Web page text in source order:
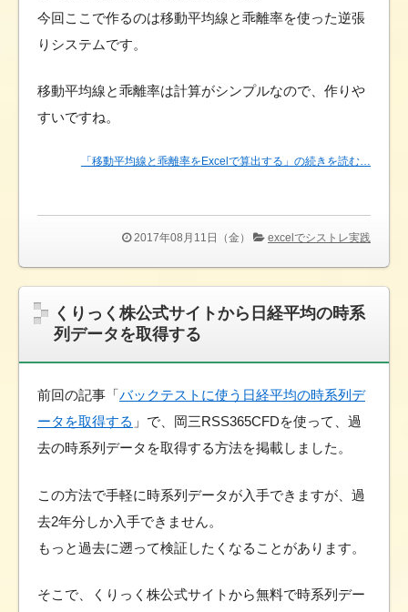
今回ここで作るのは移動平均線と乖離率を使った逆張
りシステムです。
移動平均線と乖離率は計算がシンプルなので、作りや
すいですね。
「移動平均線と乖離率をExcelで算出する」の続きを読む…
2017年08月11日（金） excelでシストレ実践
くりっく株公式サイトから日経平均の時系
列データを取得する
前回の記事「バックテストに使う日経平均の時系列デ
ータを取得する 」で、岡三RSS365CFDを使って、過
去の時系列データを取得する方法を掲載しました。
この方法で手軽に時系列データが入手できますが、過
去2年分しか入手できません。
もっと過去に遡って検証したくなることがあります。
そこで、くりっく株公式サイトから無料で時系列デー